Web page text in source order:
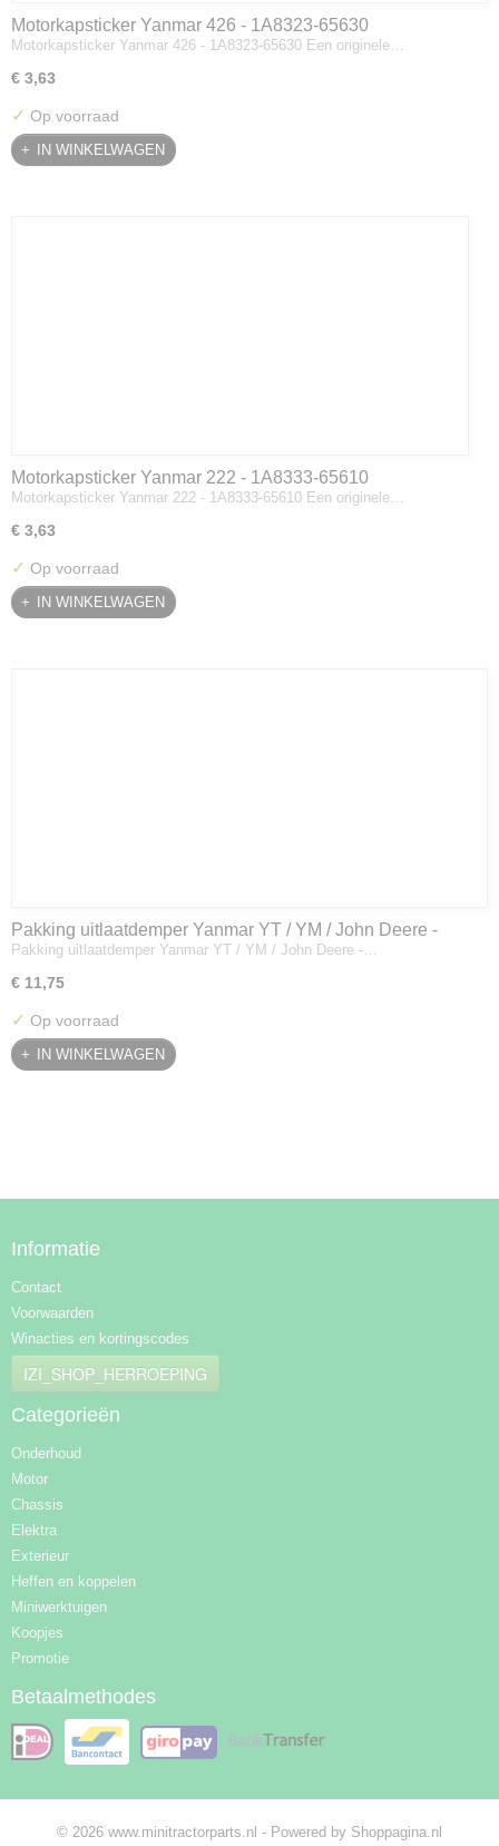
Motorkapsticker Yanmar 426 - 1A8323-65630
Motorkapsticker Yanmar 426 - 1A8323-65630 Een originele…
€ 3,63
✓ Op voorraad
IN WINKELWAGEN
Motorkapsticker Yanmar 222 - 1A8333-65610
Motorkapsticker Yanmar 222 - 1A8333-65610 Een originele…
€ 3,63
✓ Op voorraad
IN WINKELWAGEN
Pakking uitlaatdemper Yanmar YT / YM / John Deere -
128300-13230
Pakking uitlaatdemper Yanmar YT / YM / John Deere -…
€ 11,75
✓ Op voorraad
IN WINKELWAGEN
Informatie
Contact
Voorwaarden
Winacties en kortingscodes
IZI_SHOP_HERROEPING
Categorieën
Onderhoud
Motor
Chassis
Elektra
Exterieur
Heffen en koppelen
Miniwerktuigen
Koopjes
Promotie
Betaalmethodes
© 2026 www.minitractorparts.nl - Powered by Shoppagina.nl